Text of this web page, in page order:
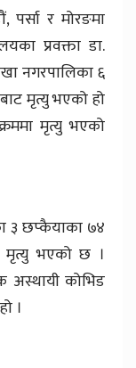
पर्सा र मोरङमा
प्रवक्ता डा.
नगरपालिका ६
मृत्यु भएको हो
मृत्यु भएको
३ छप्कैयाका ७४
मृत्यु भएको छ ।
अस्थायी कोभिड
।